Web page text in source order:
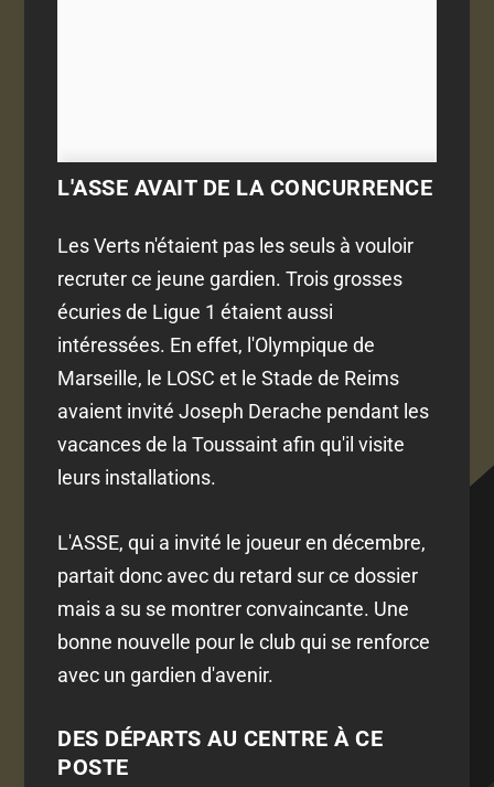
L'ASSE AVAIT DE LA CONCURRENCE
Les Verts n'étaient pas les seuls à vouloir
recruter ce jeune gardien. Trois grosses
écuries de Ligue 1 étaient aussi
intéressées. En effet, l'Olympique de
Marseille, le LOSC et le Stade de Reims
avaient invité Joseph Derache pendant les
vacances de la Toussaint afin qu'il visite
leurs installations.
L'ASSE, qui a invité le joueur en décembre,
partait donc avec du retard sur ce dossier
mais a su se montrer convaincante. Une
bonne nouvelle pour le club qui se renforce
avec un gardien d'avenir.
DES DÉPARTS AU CENTRE À CE
POSTE